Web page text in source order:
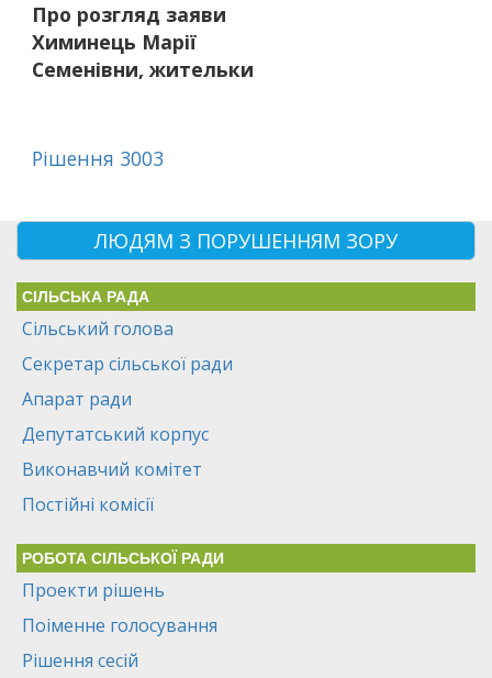
Про розгляд заяви
Химинець Марії
Семенівни, жительки
Рішення 3003
ЛЮДЯМ З ПОРУШЕННЯМ ЗОРУ
СІЛЬСЬКА РАДА
Сільський голова
Секретар сільської ради
Апарат ради
Депутатський корпус
Виконавчий комітет
Постійні комісії
РОБОТА СІЛЬСЬКОЇ РАДИ
Проекти рішень
Поіменне голосування
Рішення сесій